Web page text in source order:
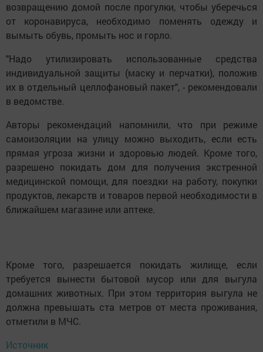
возвращению домой после прогулки, чтобы уберечься
от коронавируса, необходимо поменять одежду и
вымыть обувь, промыть нос и горло.
"Надо утилизировать использованные средства
индивидуальной защиты (маску и перчатки), положив
их в отдельный целлофановый пакет", - рекомендовали
в ведомстве.
Авторы рекомендаций напомнили, что при режиме
самоизоляции на улицу можно выходить, если есть
прямая угроза жизни и здоровью людей. Кроме того,
разрешено покидать дом для получения экстренной
медицинской помощи, для поездки на работу, покупки
продуктов, лекарств и товаров первой необходимости в
ближайшем магазине или аптеке.
Кроме того, разрешается покидать жилище, если
требуется вынести бытовой мусор или для выгула
домашних животных. При этом территория выгула не
должна превышать ста метров от места проживания,
отметили в МЧС.
Источник